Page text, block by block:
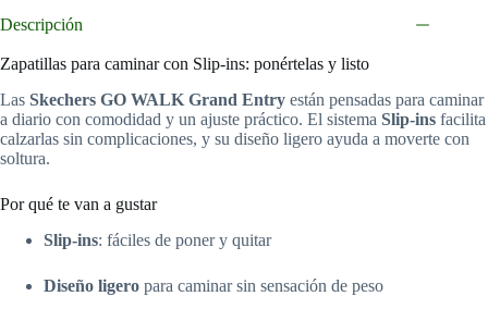
|
para
cantidad
Descripción
Zapatillas para caminar con Slip-ins: ponértelas y listo
Las Skechers GO WALK Grand Entry están pensadas para caminar
a diario con comodidad y un ajuste práctico. El sistema Slip-ins facilita
calzarlas sin complicaciones, y su diseño ligero ayuda a moverte con
soltura.
Por qué te van a gustar
Slip-ins: fáciles de poner y quitar
Diseño ligero para caminar sin sensación de peso